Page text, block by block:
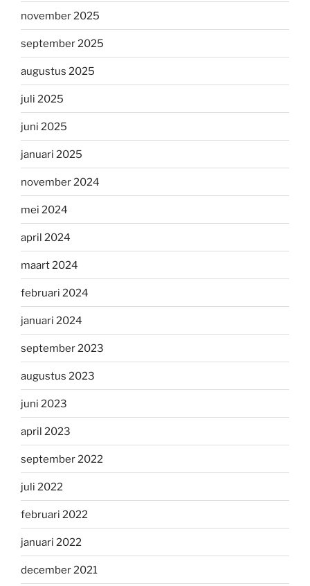
november 2025
september 2025
augustus 2025
juli 2025
juni 2025
januari 2025
november 2024
mei 2024
april 2024
maart 2024
februari 2024
januari 2024
september 2023
augustus 2023
juni 2023
april 2023
september 2022
juli 2022
februari 2022
januari 2022
december 2021